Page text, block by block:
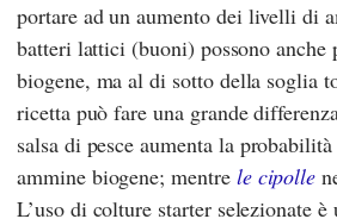
portare ad un aumento dei livelli di
batteri lattici (buoni) possono anche
biogene, ma al di sotto della soglia
ricetta può fare una grande
salsa di pesce aumenta la
ammine biogene; mentre le cipolle
L’uso di colture starter selezionate è